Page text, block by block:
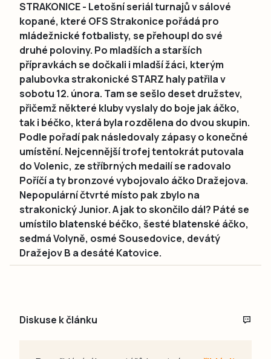
STRAKONICE - Letošní seriál turnajů v sálové
kopané, které OFS Strakonice pořádá pro
mládežnické fotbalisty, se přehoupl do své
druhé poloviny. Po mladších a starších
přípravkách se dočkali i mladší žáci, kterým
palubovka strakonické STARZ haly patřila v
sobotu 12. února. Tam se sešlo deset družstev,
přičemž některé kluby vyslaly do boje jak áčko,
tak i béčko, která byla rozdělena do dvou skupin.
Podle pořadí pak následovaly zápasy o konečné
umístění. Nejcennější trofej tentokrát putovala
do Volenic, ze stříbrných medailí se radovalo
Poříčí a ty bronzové vybojovalo áčko Dražejova.
Nepopulární čtvrté místo pak zbylo na
strakonický Junior. A jak to skončilo dál? Páté se
umístilo blatenské béčko, šesté blatenské áčko,
sedmá Volyně, osmé Sousedovice, devátý
Dražejov B a desáté Katovice.
Diskuse k článku